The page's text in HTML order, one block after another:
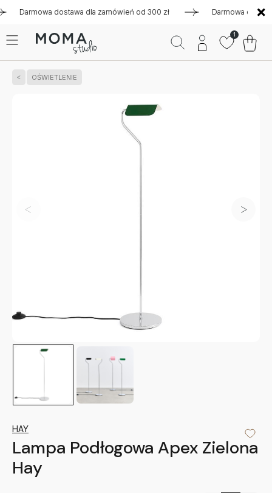
dostawa dla zamówień od 300 zł Darmowa dostawa
1
OŚWIETLENIE
HAY
Lampa Podłogowa Apex Zielona
Hay